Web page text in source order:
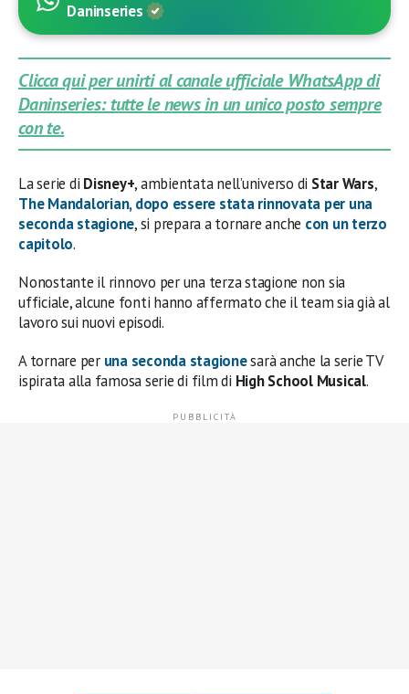
Daninseries
Clicca qui per unirti al canale ufficiale WhatsApp di
Daninseries: tutte le news in un unico posto sempre
con te.
La serie di Disney+, ambientata nell’universo di Star Wars,
The Mandalorian, dopo essere stata rinnovata per una
seconda stagione, si prepara a tornare anche con un terzo
capitolo.
Nonostante il rinnovo per una terza stagione non sia
ufficiale, alcune fonti hanno affermato che il team sia già al
lavoro sui nuovi episodi.
A tornare per una seconda stagionesarà anche la serie TV
ispirata alla famosa serie di film di High School Musical.